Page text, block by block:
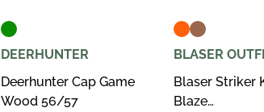
DEERHUNTER
Deerhunter Cap Game
Wood 56/57
BLASER
Blaser Striker
Blaze